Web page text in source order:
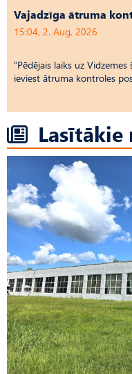
Vajadzīga ātruma
15:04, 2. Aug, 2026
“Pēdējais laiks uz
ieviest ātruma kontroles
Lasītākie